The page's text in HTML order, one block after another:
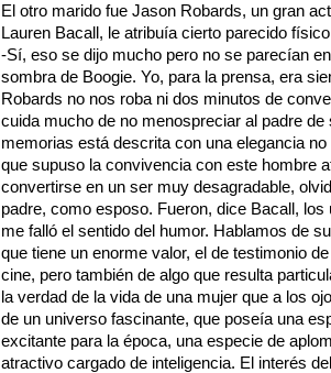
El otro marido fue Jason Robards, un gran
Lauren Bacall, le atribuía cierto parecido
-Sí, eso se dijo mucho pero no se parecían
sombra de Boogie. Yo, para la prensa, era
Robards no nos roba ni dos minutos de
cuida mucho de no menospreciar al padre
memorias está descrita con una elegancia
que supuso la convivencia con este hombre
convertirse en un ser muy desagradable,
padre, como esposo. Fueron, dice Bacall,
me falló el sentido del humor. Hablamos de
que tiene un enorme valor, el de testimonio
cine, pero también de algo que resulta
la verdad de la vida de una mujer que a los
de un universo fascinante, que poseía una
excitante para la época, una especie de
atractivo cargado de inteligencia. El interés